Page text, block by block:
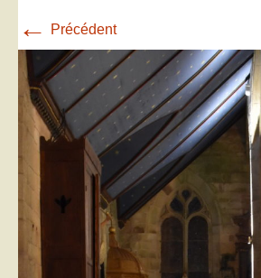
← Précédent